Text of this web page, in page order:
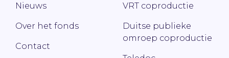
Nieuws
Over het fonds
Contact
VRT coproductie
Duitse publieke
omroep coproductie